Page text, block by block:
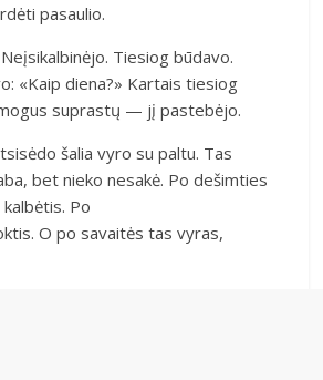
pasaulio.
Tiesiog būdavo.
«Kaip diena?» Kartais tiesiog
suprastų — jį pastebėjo.
šalia vyro su paltu. Tas
bet nieko nesakė. Po dešimties
Po
O po savaitės tas vyras,